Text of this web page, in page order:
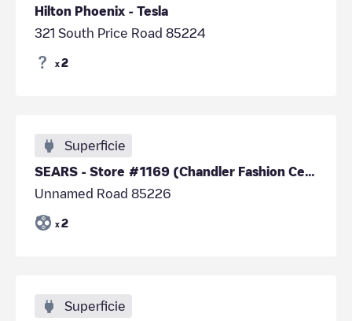
Hilton Phoenix - Tesla
321 South Price Road 85224
x 2
Superficie
SEARS - Store #1169 (Chandler Fashion Center)
Unnamed Road 85226
x 2
Superficie